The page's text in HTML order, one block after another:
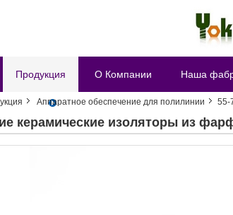
Продукция О Компании Наша
Аппаратное обеспечение для полилинии
55-
керамические изоляторы из